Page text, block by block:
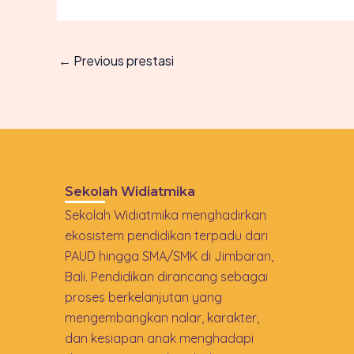
← Previous prestasi
Sekolah Widiatmika
Sekolah Widiatmika menghadirkan
ekosistem pendidikan terpadu dari
PAUD hingga SMA/SMK di Jimbaran,
Bali. Pendidikan dirancang sebagai
proses berkelanjutan yang
mengembangkan nalar, karakter,
dan kesiapan anak menghadapi